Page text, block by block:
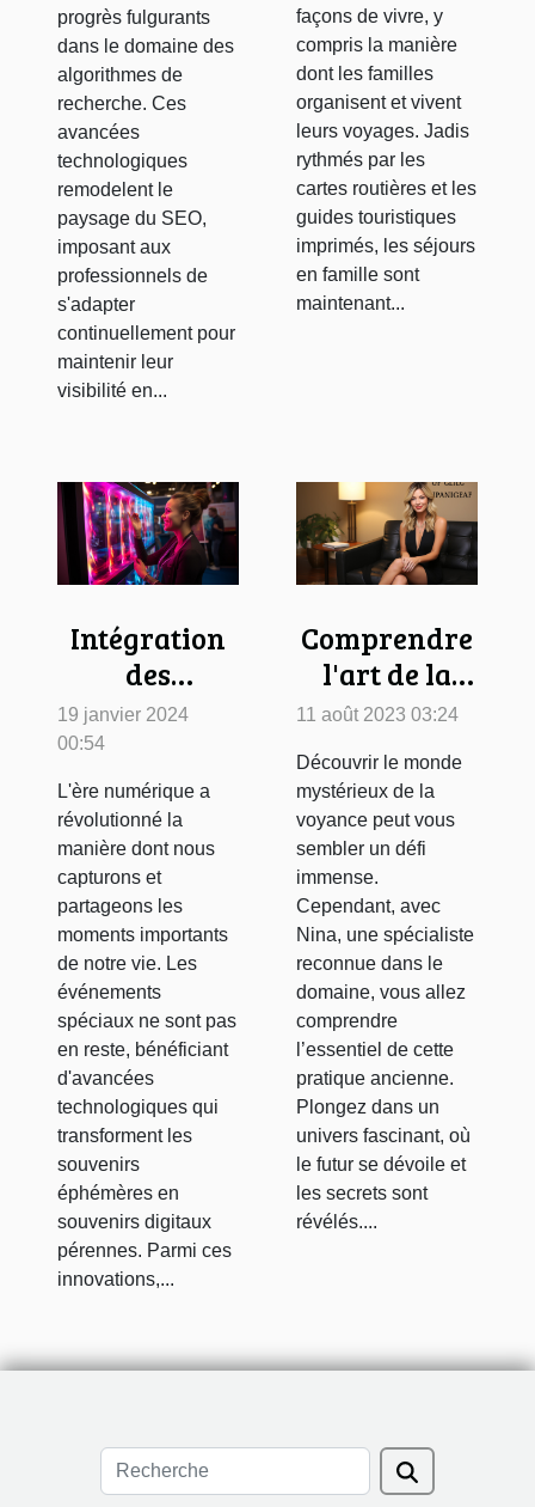
progrès fulgurants
dans le domaine des
algorithmes de
recherche. Ces
avancées
technologiques
remodelent le
paysage du SEO,
imposant aux
professionnels de
s'adapter
continuellement pour
maintenir leur
visibilité en...
façons de vivre, y
compris la manière
dont les familles
organisent et vivent
leurs voyages. Jadis
rythmés par les
cartes routières et les
guides touristiques
imprimés, les séjours
en famille sont
maintenant...
Intégration
des
technologies
modernes
dans les
photobooths
pour des
événements
inoubliables
19 janvier 2024
00:54
L'ère numérique a
révolutionné la
manière dont nous
capturons et
partageons les
moments importants
de notre vie. Les
événements
spéciaux ne sont pas
en reste, bénéficiant
d'avancées
technologiques qui
transforment les
souvenirs
éphémères en
souvenirs digitaux
pérennes. Parmi ces
innovations,...
Comprendre
l'art de la
voyance
avec Nina
11 août 2023 03:24
Découvrir le monde
mystérieux de la
voyance peut vous
sembler un défi
immense.
Cependant, avec
Nina, une spécialiste
reconnue dans le
domaine, vous allez
comprendre
l’essentiel de cette
pratique ancienne.
Plongez dans un
univers fascinant, où
le futur se dévoile et
les secrets sont
révélés....